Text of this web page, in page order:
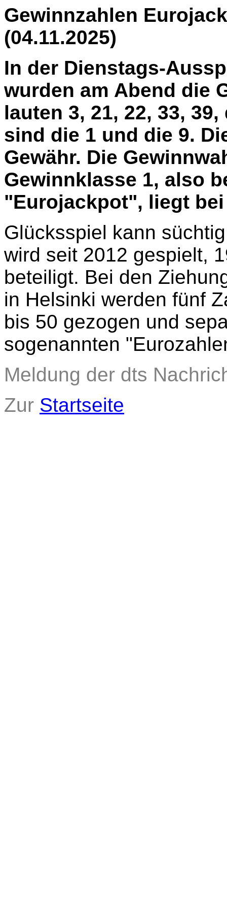
Gewinnzahlen
(04.11.2025)
In der Dienstags-
wurden am Abend die
lauten 3, 21, 22, 33,
sind die 1 und die 9.
Gewähr. Die
Gewinnklasse 1, also
"Eurojackpot", liegt
Glücksspiel kann
wird seit 2012 gespielt,
beteiligt. Bei den
in Helsinki werden fünf
bis 50 gezogen und
sogenannten
Meldung der dts
Zur Startseite